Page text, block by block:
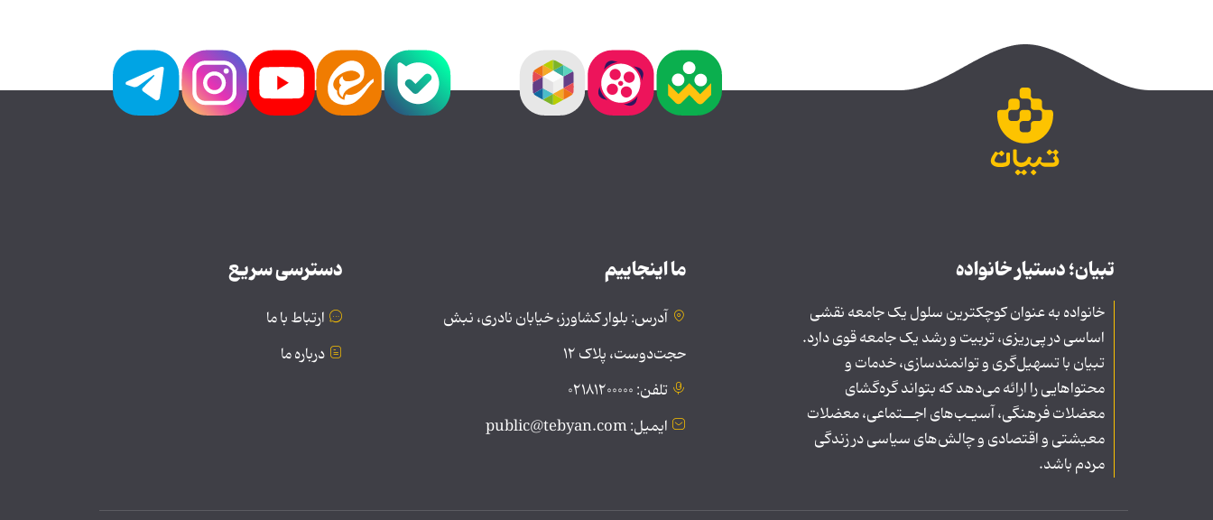
تبیان؛ دستیار خانواده
خانواده به عنوان کوچکترین سلول یک جامعه نقشی
اساسی در پی‌ریزی، تربیت و رشد یک جامعه قوی دارد.
تبیان با تسهیل‌گری و توانمندسازی، خدمات و
محتواهایی را ارائه می‌دهد که بتواند گره‌گشای
معضلات فرهنگی، آسیـب‌های اجــتماعی، معضلات
معیشتی و اقتصادی و چالش‌های سیاسی در زندگی
مردم باشد.
ما اینجاییم
آدرس: بلوار کشاورز، خیابان نادری، نبش
حجت‌دوست، پلاک ۱۲
تلفن: ۰۲۱۸۱۲۰۰۰۰۰
ایمیل: public@tebyan.com
دسترسی سریع
ارتباط با ما
درباره ما